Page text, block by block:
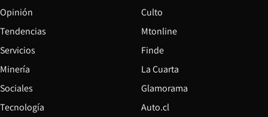
Opinión
Tendencias
Servicios
Minería
Sociales
Tecnología
Culto
Mtonline
Finde
La Cuarta
Glamorama
Auto.cl